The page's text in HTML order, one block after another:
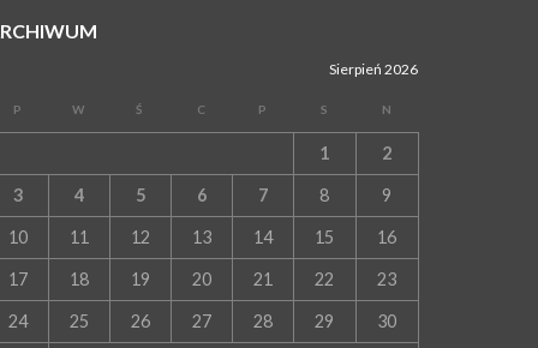
Sierpień 2026
P W Ś C P S N
1 2
3 4 5 6 7 8 9
10 11 12 13 14 15 16
17 18 19 20 21 22 23
24 25 26 27 28 29 30